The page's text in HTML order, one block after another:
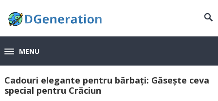
MENU
Cadouri elegante pentru bărbați: Găsește ceva
special pentru Crăciun